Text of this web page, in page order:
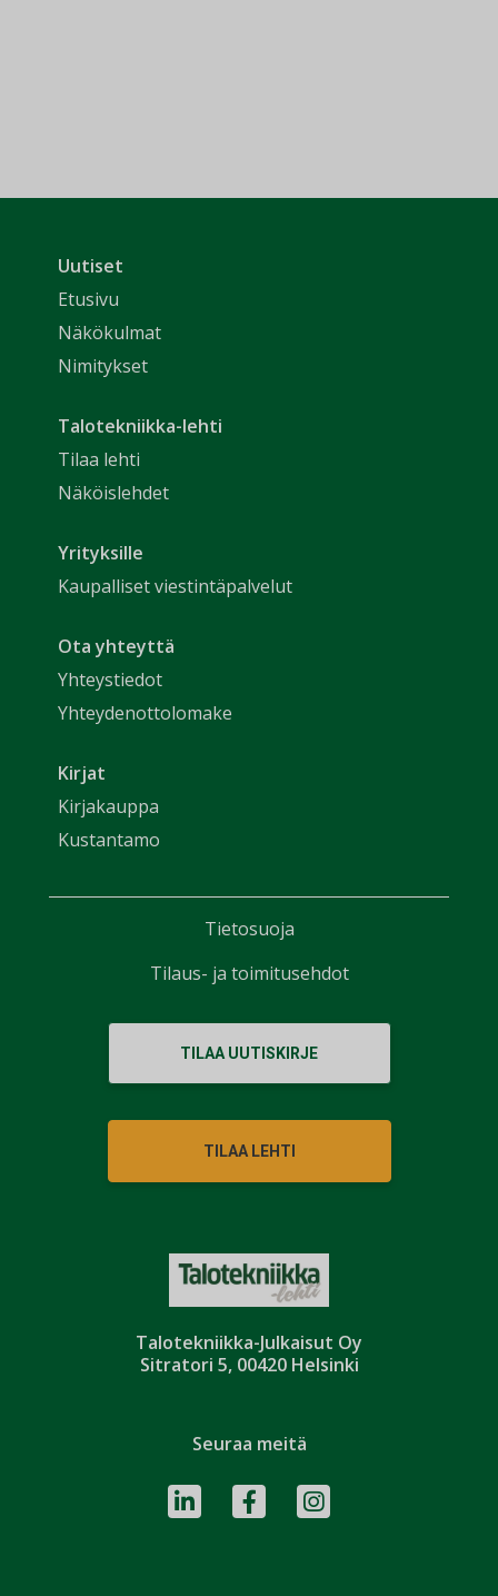
Talotekniikka-Julkaisut Oy
Sitratori 5, 00420 Helsinki
Uutiset
Etusivu
Näkökulmat
Nimitykset
Talotekniikka-lehti
Tilaa lehti
Näköislehdet
Yrityksille
Kaupalliset viestintäpalvelut
Ota yhteyttä
Yhteystiedot
Yhteydenottolomake
Kirjat
Kirjakauppa
Kustantamo
TILAA UUTISKIRJE
TILAA LEHTI
Seuraa meitä
Tietosuoja
Tilaus- ja toimitusehdot